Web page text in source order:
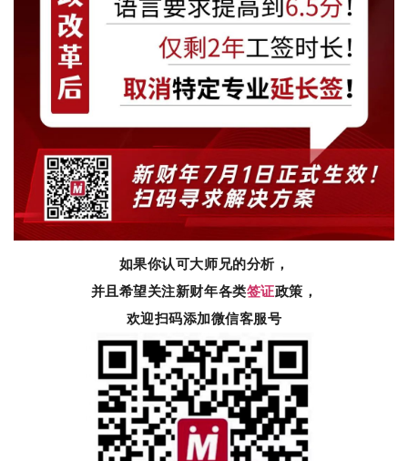
如果你认可大师兄的分析，
并且希望关注新财年各类签证政策，
欢迎扫码添加微信客服号